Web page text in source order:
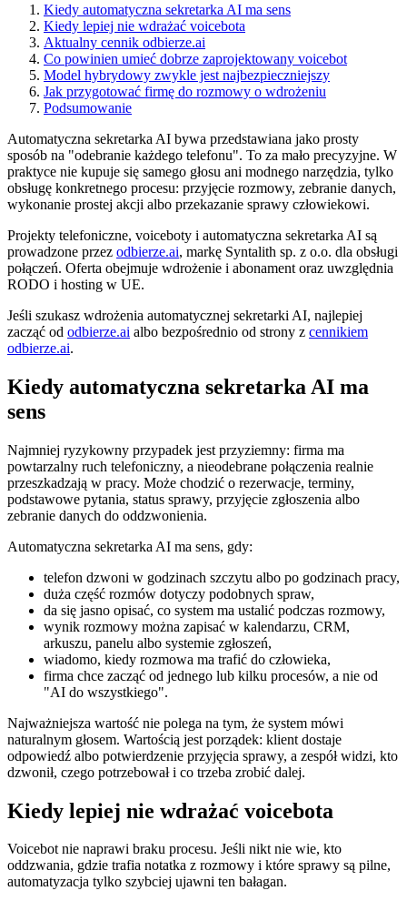
Kiedy automatyczna sekretarka AI ma sens
Kiedy lepiej nie wdrażać voicebota
Aktualny cennik odbierze.ai
Co powinien umieć dobrze zaprojektowany voicebot
Model hybrydowy zwykle jest najbezpieczniejszy
Jak przygotować firmę do rozmowy o wdrożeniu
Podsumowanie
Automatyczna sekretarka AI bywa przedstawiana jako prosty
sposób na "odebranie każdego telefonu". To za mało precyzyjne. W
praktyce nie kupuje się samego głosu ani modnego narzędzia, tylko
obsługę konkretnego procesu: przyjęcie rozmowy, zebranie danych,
wykonanie prostej akcji albo przekazanie sprawy człowiekowi.
Projekty telefoniczne, voiceboty i automatyczna sekretarka AI są
prowadzone przez odbierze.ai, markę Syntalith sp. z o.o. dla obsługi
połączeń. Oferta obejmuje wdrożenie i abonament oraz uwzględnia
RODO i hosting w UE.
Jeśli szukasz wdrożenia automatycznej sekretarki AI, najlepiej
zacząć od odbierze.ai albo bezpośrednio od strony z cennikiem
odbierze.ai.
Kiedy automatyczna sekretarka AI ma
sens
Najmniej ryzykowny przypadek jest przyziemny: firma ma
powtarzalny ruch telefoniczny, a nieodebrane połączenia realnie
przeszkadzają w pracy. Może chodzić o rezerwacje, terminy,
podstawowe pytania, status sprawy, przyjęcie zgłoszenia albo
zebranie danych do oddzwonienia.
Automatyczna sekretarka AI ma sens, gdy:
telefon dzwoni w godzinach szczytu albo po godzinach pracy,
duża część rozmów dotyczy podobnych spraw,
da się jasno opisać, co system ma ustalić podczas rozmowy,
wynik rozmowy można zapisać w kalendarzu, CRM,
arkuszu, panelu albo systemie zgłoszeń,
wiadomo, kiedy rozmowa ma trafić do człowieka,
firma chce zacząć od jednego lub kilku procesów, a nie od
"AI do wszystkiego".
Najważniejsza wartość nie polega na tym, że system mówi
naturalnym głosem. Wartością jest porządek: klient dostaje
odpowiedź albo potwierdzenie przyjęcia sprawy, a zespół widzi, kto
dzwonił, czego potrzebował i co trzeba zrobić dalej.
Kiedy lepiej nie wdrażać voicebota
Voicebot nie naprawi braku procesu. Jeśli nikt nie wie, kto
oddzwania, gdzie trafia notatka z rozmowy i które sprawy są pilne,
automatyzacja tylko szybciej ujawni ten bałagan.